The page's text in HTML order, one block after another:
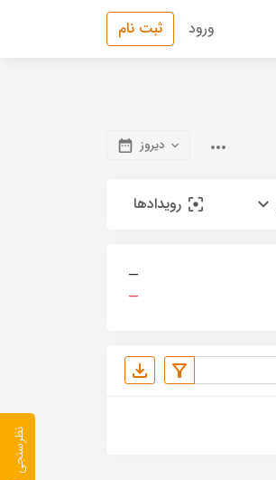
ورود ثبت نام
دیروز
رویدادها
—
—
نظرسنجی